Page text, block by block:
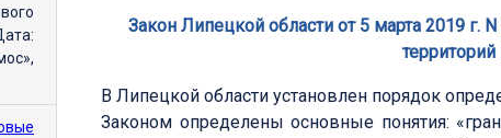
Закон Липецкой области от 5 марта 2019 г.
В Липецкой области установлен порядок
Законом определены основные понятия: